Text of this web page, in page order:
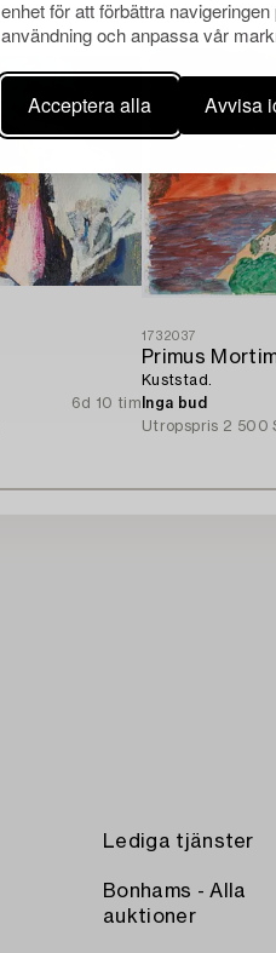
enhet för att förbättra
användning och anpassa vår
Acceptera alla Avvisa
6d 10 tim
1732037
Primus
Kuststad.
Inga bud
Utropspris 2 500
Lediga tjänster
Bonhams - Alla
auktioner